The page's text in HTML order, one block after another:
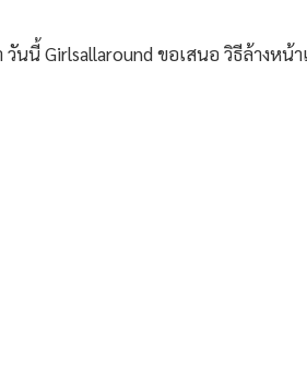
นนี้ Girlsallaround ขอเสนอ วิธีล้างห